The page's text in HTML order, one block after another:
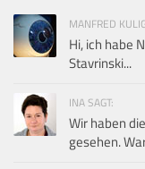
MANFRED
Hi, ich habe
Stavrinski...
INA SAGT:
Wir haben
gesehen.